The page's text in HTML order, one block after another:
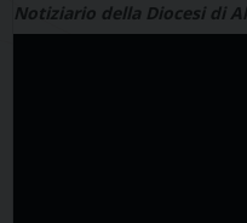
Notiziario della Diocesi di